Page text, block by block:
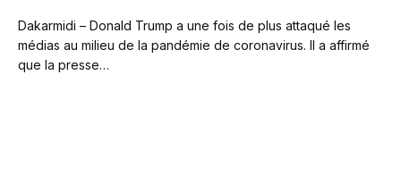
Dakarmidi – Donald Trump a une fois de plus attaqué les
médias au milieu de la pandémie de coronavirus. Il a affirmé
que la presse…